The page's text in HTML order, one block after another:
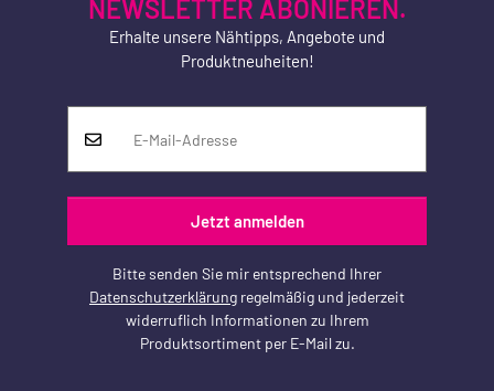
NEWSLETTER ABONIEREN.
Erhalte unsere Nähtipps, Angebote und
Produktneuheiten!
Jetzt anmelden
Bitte senden Sie mir entsprechend Ihrer
Datenschutzerklärung regelmäßig und jederzeit
widerruflich Informationen zu Ihrem
Produktsortiment per E-Mail zu.